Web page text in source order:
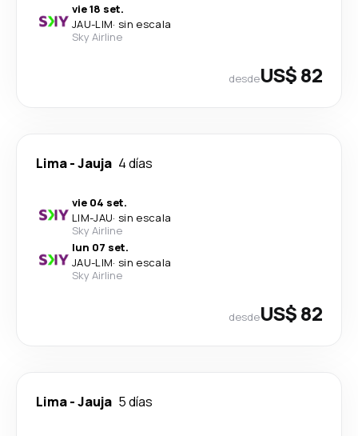
vie 18 set.
JAU-LIM· sin escala
Sky Airline
desdeUS$ 82
Lima-Jauja 4 días
vie 04 set.
LIM-JAU· sin escala
Sky Airline
lun 07 set.
JAU-LIM· sin escala
Sky Airline
desdeUS$ 82
Lima-Jauja 5 días